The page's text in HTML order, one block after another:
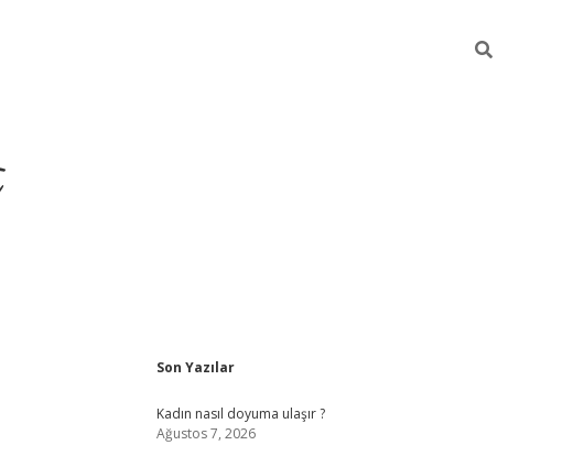
Sidebar
Son Yazılar
Kadın nasıl doyuma ulaşır ?
Ağustos 7, 2026